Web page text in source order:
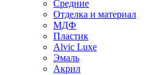
Средние
Отделка и материал
МДФ
Пластик
Alvic Luxe
Эмаль
Акрил